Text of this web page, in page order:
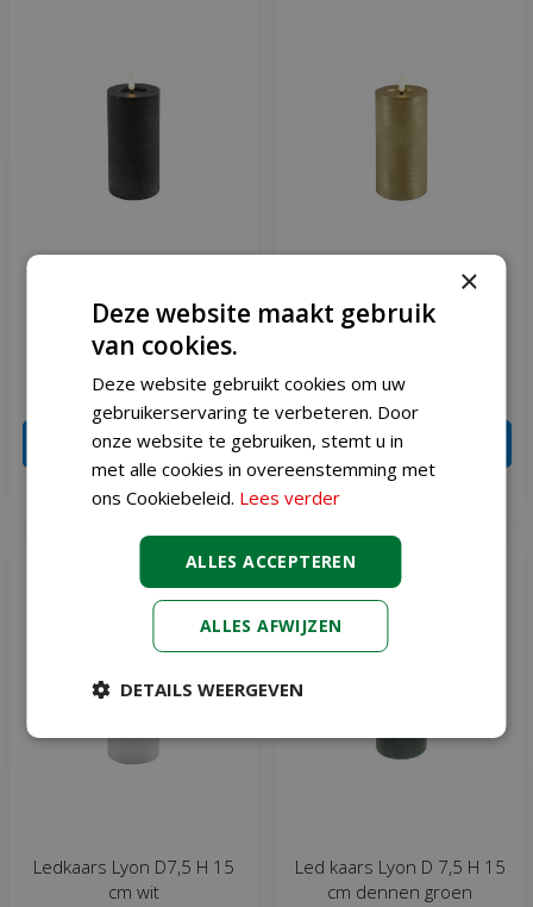
Led kaars Lyon D7,5 H 15
cm zwart
€7,99
Meer informatie
IN WINKELWAGEN
Ledkaars Lyon D7,5 H 15
cm Goud
€9,39
Meer informatie
IN WINKELWAGEN
Ledkaars Lyon D7,5 H 15
cm wit
Led kaars Lyon D 7,5 H 15
cm dennen groen
×
Deze website maakt gebruik
van cookies.
Deze website gebruikt cookies om uw
gebruikerservaring te verbeteren. Door
onze website te gebruiken, stemt u in
met alle cookies in overeenstemming met
ons Cookiebeleid. Lees verder
ALLES ACCEPTEREN
ALLES AFWIJZEN
DETAILS WEERGEVEN